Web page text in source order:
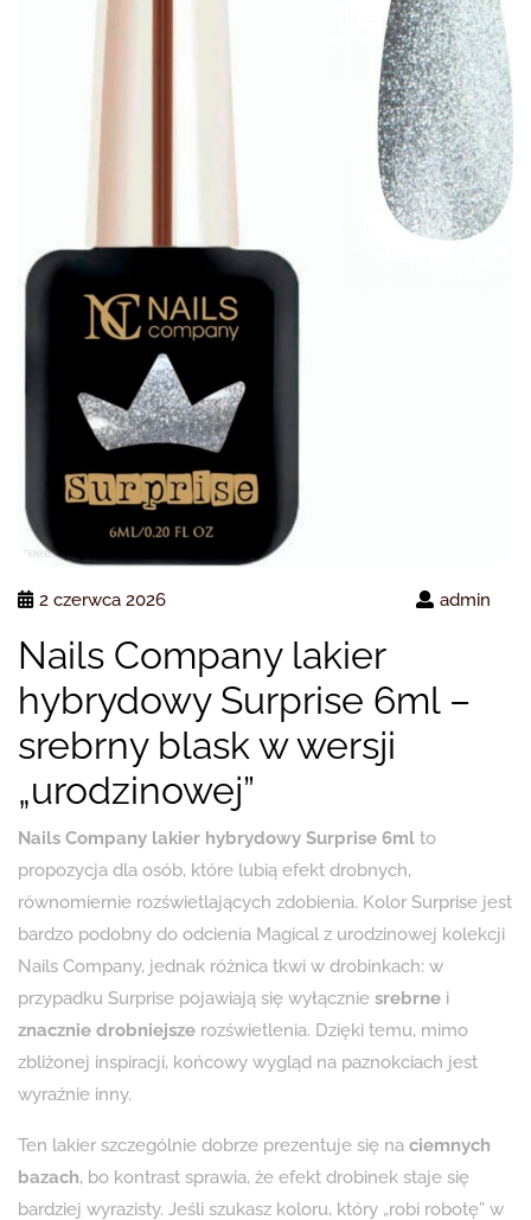
2 czerwca 2026 admin
Nails Company lakier
hybrydowy Surprise 6ml –
srebrny blask w wersji
„urodzinowej”
Nails Company lakier hybrydowy Surprise 6ml to
propozycja dla osób, które lubią efekt drobnych,
równomiernie rozświetlających zdobienia. Kolor Surprise jest
bardzo podobny do odcienia Magical z urodzinowej kolekcji
Nails Company, jednak różnica tkwi w drobinkach: w
przypadku Surprise pojawiają się wyłącznie srebrne i
znacznie drobniejsze rozświetlenia. Dzięki temu, mimo
zbliżonej inspiracji, końcowy wygląd na paznokciach jest
wyraźnie inny.
Ten lakier szczególnie dobrze prezentuje się na ciemnych
bazach, bo kontrast sprawia, że efekt drobinek staje się
bardziej wyrazisty. Jeśli szukasz koloru, który „robi robotę” w